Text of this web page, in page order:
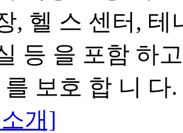
, 헬 스 센터,
등 을 포함 하
보호 합 니 다.
개]